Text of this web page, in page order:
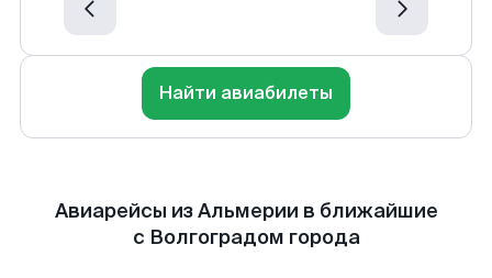
Найти авиабилеты
Авиарейсы из Альмерии в ближайшие
с Волгоградом города